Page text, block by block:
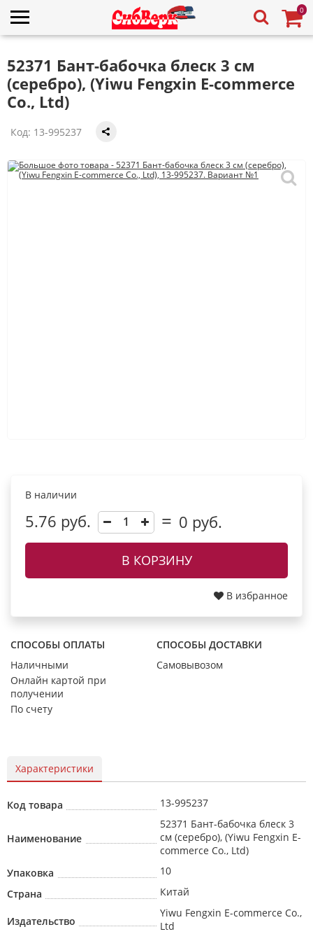
0
52371 Бант-бабочка блеск 3 см
(серебро), (Yiwu Fengxin E-commerce
Co., Ltd)
Код: 13-995237
В наличии
5.76 руб. 0 руб.
В КОРЗИНУ
В избранное
СПОСОБЫ ОПЛАТЫ
Наличными
Онлайн картой при
получении
По счету
СПОСОБЫ ДОСТАВКИ
Самовывозом
Характеристики
Код товара 13-995237
Наименование
52371 Бант-бабочка блеск 3
см (серебро), (Yiwu Fengxin E-
commerce Co., Ltd)
Упаковка
10
Страна
Китай
Издательство
Yiwu Fengxin E-commerce Co.,
Ltd